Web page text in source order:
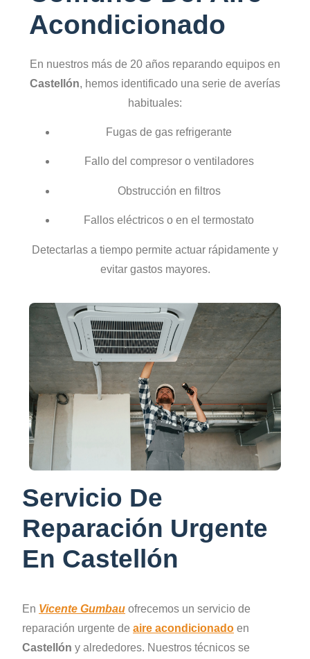
Acondicionado
En nuestros más de 20 años reparando equipos en
Castellón, hemos identificado una serie de averías
habituales:
Fugas de gas refrigerante
Fallo del compresor o ventiladores
Obstrucción en filtros
Fallos eléctricos o en el termostato
Detectarlas a tiempo permite actuar rápidamente y
evitar gastos mayores.
Servicio De
Reparación Urgente
En Castellón
En Vicente Gumbau ofrecemos un servicio de
reparación urgente de aire acondicionado en
Castellón y alrededores. Nuestros técnicos se